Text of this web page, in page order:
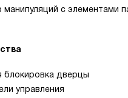
с элементами
блокировка дверцы
управления